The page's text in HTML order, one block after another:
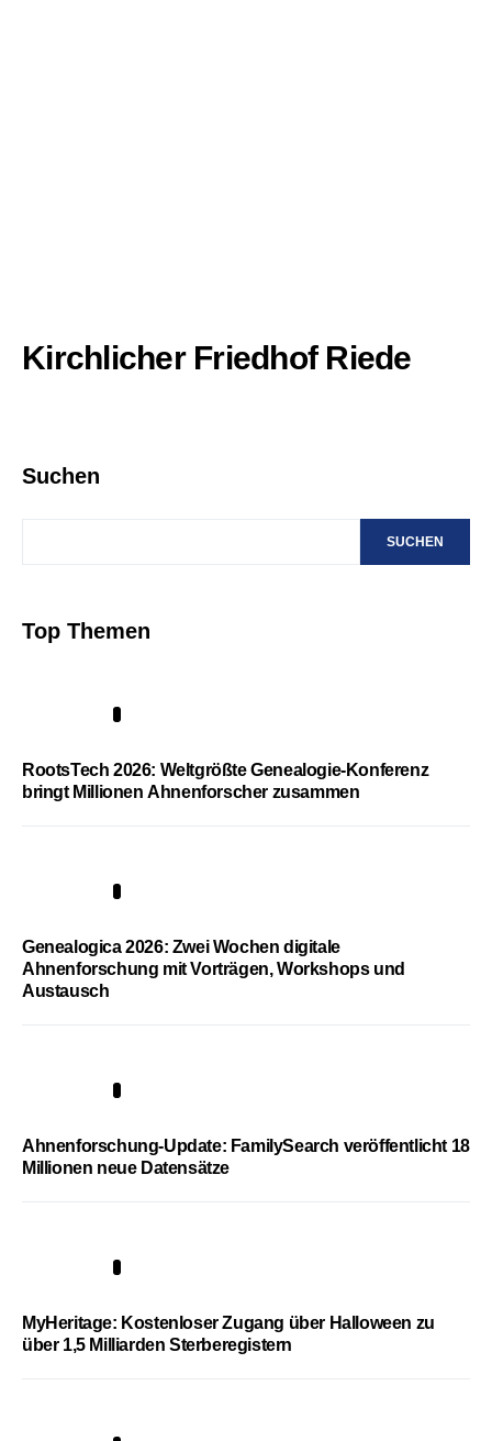
Kirchlicher Friedhof Riede
Suchen
SUCHEN
Top Themen
RootsTech 2026: Weltgrößte Genealogie-Konferenz
bringt Millionen Ahnenforscher zusammen
Genealogica 2026: Zwei Wochen digitale
Ahnenforschung mit Vorträgen, Workshops und
Austausch
Ahnenforschung-Update: FamilySearch veröffentlicht 18
Millionen neue Datensätze
MyHeritage: Kostenloser Zugang über Halloween zu
über 1,5 Milliarden Sterberegistern